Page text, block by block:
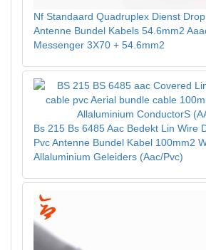
Nf Standaard Quadruplex Dienst
Antenne Bundel Kabels 54.6mm2
Messenger 3X70 + 54.6mm2
Bs 215 Bs 6485 Aac Bedekt Lin Wire
Pvc Antenne Bundel Kabel 100mm2
Allaluminium Geleiders (Aac/Pvc)